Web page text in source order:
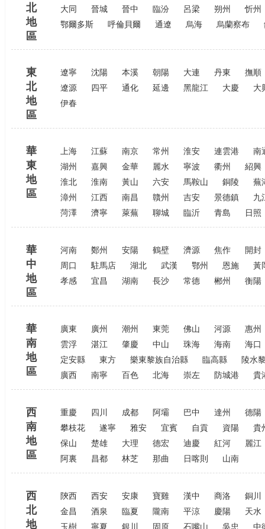
北
地
區
大同
晉城 晉中 臨汾 呂梁 朔州
忻州
鄂爾多斯
呼倫貝爾 通遼 烏海 烏蘭察布
東
北
地
區
遼寧 沈陽 本溪 朝陽 大連 丹東
撫順
遼源
四平 通化 延邊 黑龍江 大慶
大
伊春
華
東
地
區
上海 江蘇 南京 常州 淮安 連雲港
南
湖州
嘉興 金華 麗水 寧波 衢州
紹興
淮北
淮南 黃山 六安 馬鞍山 銅陵
蕪
漳州
江西 南昌 贛州 吉安 景德鎮
九
菏澤
濟寧 萊蕪 聊城 臨沂 青島 日照
華
中
地
區
河南 鄭州 安陽 鶴壁 濟源 焦作
開封
周口
駐馬店 湖北 武漢 鄂州 恩施
黃
孝感
宜昌 湖南 長沙 常德 郴州 衡陽
華
南
地
區
廣東 廣州 潮州 東莞 佛山 河源
惠州
雲浮
湛江 肇慶 中山 珠海 海南
海口
定安縣
東方 樂東黎族自治縣 臨高縣
陵水
廣西
南寧 百色 北海 崇左 防城港 貴
西
南
地
區
重慶 四川 成都 阿壩 巴中 達州
德陽
攀枝花
遂寧 雅安 宜賓 自貢 資陽
貴
保山
楚雄 大理 德宏 迪慶 紅河
麗江
阿裏
昌都 林芝 那曲 日喀則 山南
西
北
地
陝西 西安 安康 寶雞 漢中 商洛
銅川
金昌
酒泉 臨夏 隴南 平涼 慶陽
天水
玉樹
寧夏 銀川 固原 石嘴山 吳忠 中